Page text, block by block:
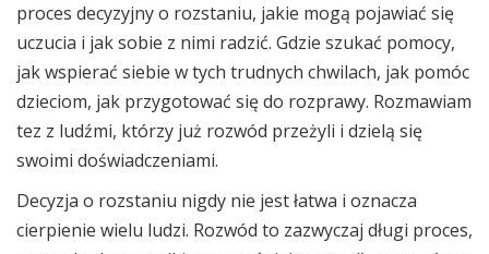
proces decyzyjny o rozstaniu, jakie mogą pojawiać się
uczucia i jak sobie z nimi radzić. Gdzie szukać pomocy,
jak wspierać siebie w tych trudnych chwilach, jak pomóc
dzieciom, jak przygotować się do rozprawy. Rozmawiam
tez z ludźmi, którzy już rozwód przeżyli i dzielą się
swoimi doświadczeniami.
Decyzja o rozstaniu nigdy nie jest łatwa i oznacza
cierpienie wielu ludzi. Rozwód to zazwyczaj długi proces,